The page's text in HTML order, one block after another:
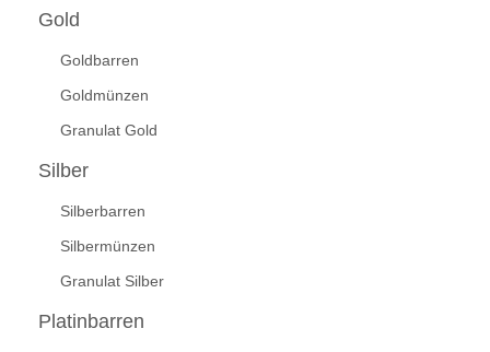
Gold
Goldbarren
Goldmünzen
Granulat Gold
Silber
Silberbarren
Silbermünzen
Granulat Silber
Platinbarren